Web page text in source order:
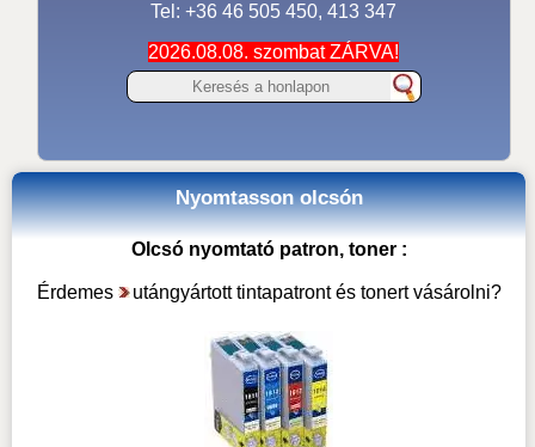
Tel: +36 46 505 450, 413 347
2026.08.08. szombat ZÁRVA!
Nyomtasson olcsón
Olcsó nyomtató patron, toner :
Érdemes utángyártott tintapatront és tonert vásárolni?